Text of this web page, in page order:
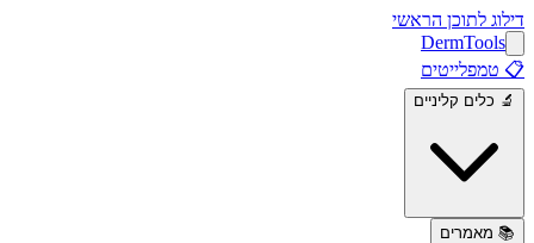
דילוג לתוכן הראשי
DermTools
📋 טמפלייטים
🔬 כלים קליניים
📚 מאמרים